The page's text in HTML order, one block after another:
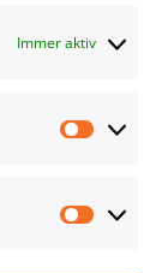
Immer aktiv